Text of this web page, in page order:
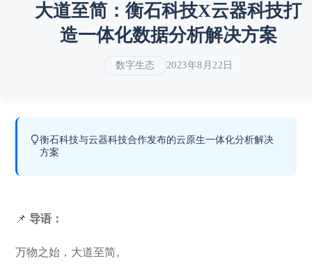
大道至简：衡石科技X云器科技打
造一体化数据分析解决方案
数字生态 2023年8月22日
衡石科技与云器科技合作发布的云原生一体化分析解决
方案
📌导语：
万物之始，大道至简。